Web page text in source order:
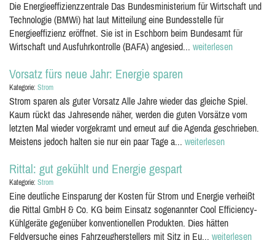
Die Energieeffizienzzentrale Das Bundesministerium für Wirtschaft und
Technologie (BMWi) hat laut Mitteilung eine Bundesstelle für
Energieeffizienz eröffnet. Sie ist in Eschborn beim Bundesamt für
Wirtschaft und Ausfuhrkontrolle (BAFA) angesied... weiterlesen
Vorsatz fürs neue Jahr: Energie sparen
Kategorie: Strom
Strom sparen als guter Vorsatz Alle Jahre wieder das gleiche Spiel.
Kaum rückt das Jahresende näher, werden die guten Vorsätze vom
letzten Mal wieder vorgekramt und erneut auf die Agenda geschrieben.
Meistens jedoch halten sie nur ein paar Tage a... weiterlesen
Rittal: gut gekühlt und Energie gespart
Kategorie: Strom
Eine deutliche Einsparung der Kosten für Strom und Energie verheißt
die Rittal GmbH & Co. KG beim Einsatz sogenannter Cool Efficiency-
Kühlgeräte gegenüber konventionellen Produkten. Dies hätten
Feldversuche eines Fahrzeugherstellers mit Sitz in Eu... weiterlesen